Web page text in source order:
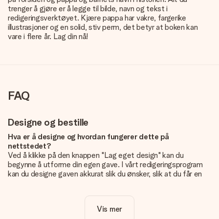
trenger å gjøre er å legge til bilde, navn og tekst i
redigeringsverktøyet. Kjære pappa har vakre, fargerike
illustrasjoner og en solid, stiv perm, det betyr at boken kan
vare i flere år. Lag din nå!
FAQ
Designe og bestille
Hva er å designe og hvordan fungerer dette på
nettstedet?
Ved å klikke på den knappen "Lag eget design" kan du
begynne å utforme din egen gave. I vårt redigeringsprogram
kan du designe gaven akkurat slik du ønsker, slik at du får en
å gjøre gaven din helt unik.
Vis mer